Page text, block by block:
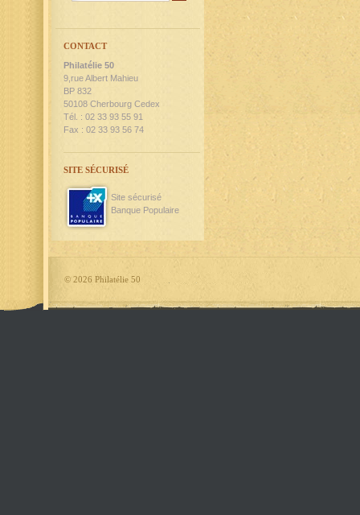
CONTACT
Philatélie 50
9,rue Albert Mahieu
BP 832
50108 Cherbourg Cedex
Tél. : 02 33 93 55 91
Fax : 02 33 93 56 74
SITE SÉCURISÉ
Site sécurisé
Banque Populaire
© 2026 Philatélie 50